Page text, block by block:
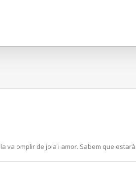
va omplir de joia i amor. Sabem que